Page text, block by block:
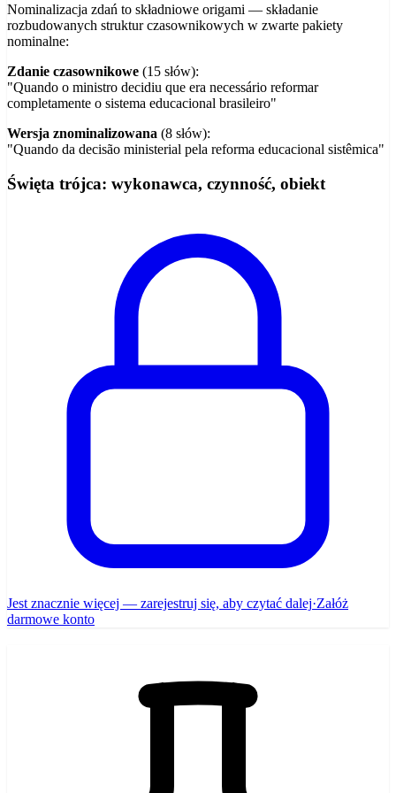
Nominalizacja zdań to składniowe origami — składanie
rozbudowanych struktur czasownikowych w zwarte pakiety
nominalne:
Zdanie czasownikowe (15 słów):
"Quando o ministro decidiu que era necessário reformar
completamente o sistema educacional brasileiro"
Wersja znominalizowana (8 słów):
"Quando da decisão ministerial pela reforma educacional sistêmica"
Święta trójca: wykonawca, czynność, obiekt
Jest znacznie więcej — zarejestruj się, aby czytać dalej·Załóż
darmowe konto